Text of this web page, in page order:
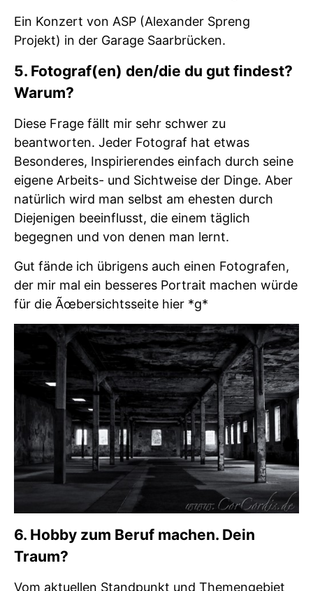
Ein Konzert von ASP (Alexander Spreng
Projekt) in der Garage Saarbrücken.
5. Fotograf(en) den/die du gut findest?
Warum?
Diese Frage fällt mir sehr schwer zu
beantworten. Jeder Fotograf hat etwas
Besonderes, Inspirierendes einfach durch seine
eigene Arbeits- und Sichtweise der Dinge. Aber
natürlich wird man selbst am ehesten durch
Diejenigen beeinflusst, die einem täglich
begegnen und von denen man lernt.
Gut fände ich übrigens auch einen Fotografen,
der mir mal ein besseres Portrait machen würde
für die Ãœbersichtsseite hier *g*
6. Hobby zum Beruf machen. Dein
Traum?
Vom aktuellen Standpunkt und Themengebiet